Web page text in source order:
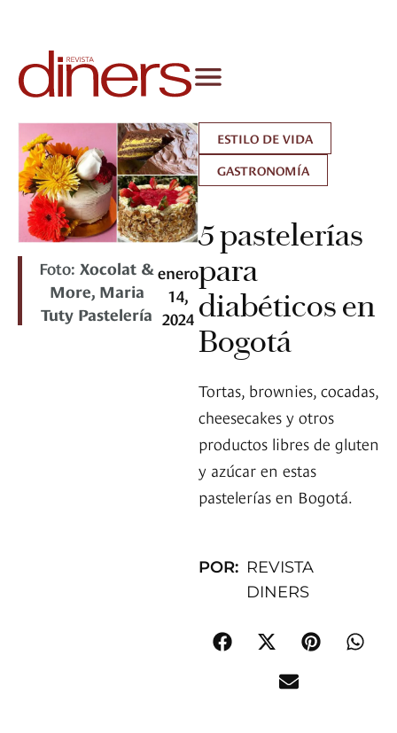
Foto: Xocolat &
More, Maria
Tuty Pastelería
enero
14,
2024
ESTILO DE VIDA
GASTRONOMÍA
5 pastelerías
para
diabéticos en
Bogotá
Tortas, brownies, cocadas,
cheesecakes y otros
productos libres de gluten
y azúcar en estas
pastelerías en Bogotá.
POR: REVISTA
DINERS